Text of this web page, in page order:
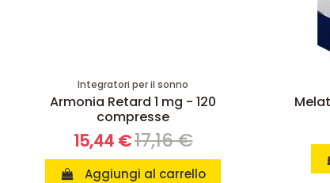
Integratori per il sonno
Armonia Retard 1 mg - 120
compresse
15,44 €17,16 €
Aggiungi al carrello